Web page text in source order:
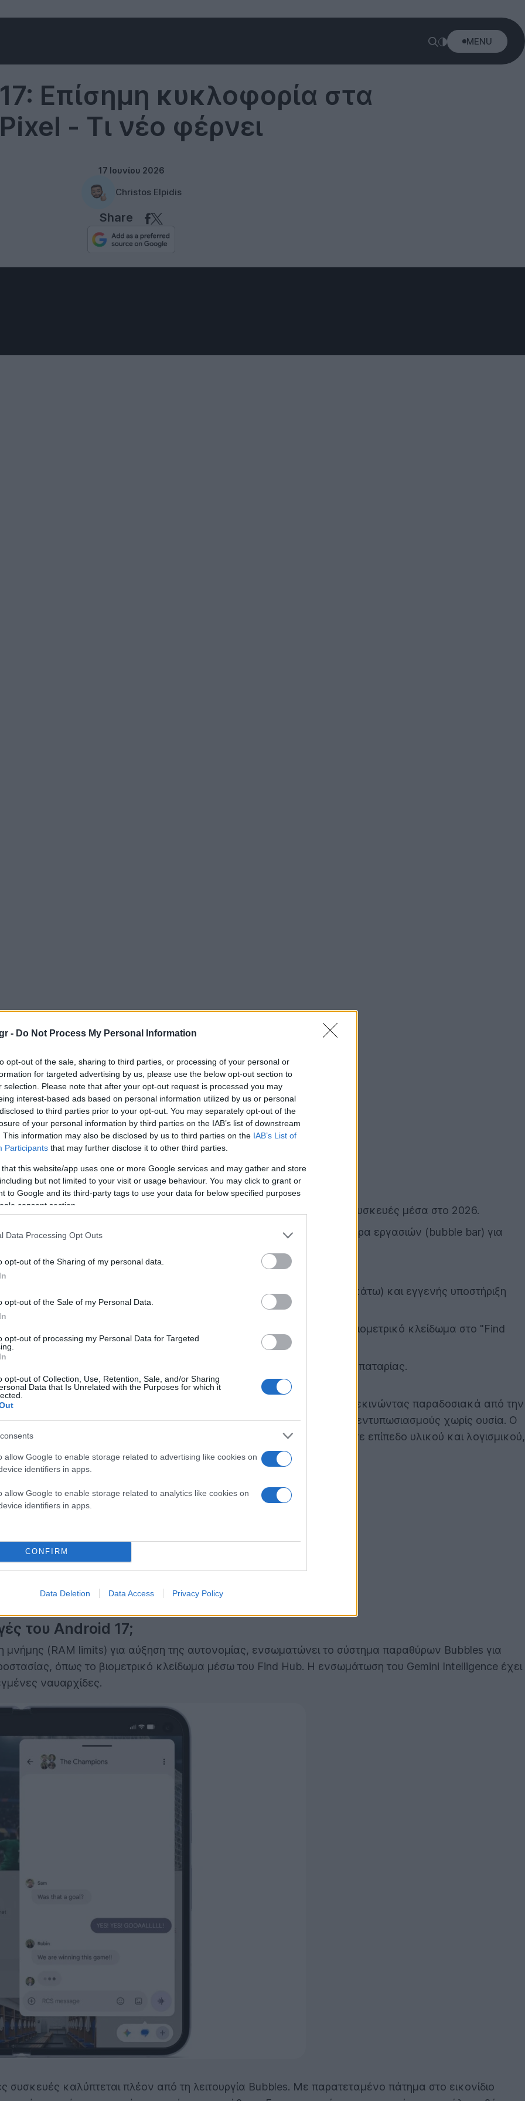
- Do Not Process My Personal Information
opt-out of the sale, sharing to third parties, or processing of your personal or
for targeted advertising by us, please use the below opt-out section to
selection. Please note that after your opt-out request is processed you may
interest-based ads based on personal information utilized by us or personal
to third parties prior to your opt-out. You may separately opt-out of the
of your personal information by third parties on the IAB’s list of downstream
This information may also be disclosed by us to third parties on the IAB’s List of
Participants that may further disclose it to other third parties.
that this website/app uses one or more Google services and may gather and store
but not limited to your visit or usage behaviour. You may click to grant or
to Google and its third-party tags to use your data for below specified purposes
consent section.
Data Processing Opt Outs
opt-out of the Sharing of my personal data.
opt-out of the Sale of my Personal Data.
opt-out of processing my Personal Data for Targeted
opt-out of Collection, Use, Retention, Sale, and/or Sharing
Data that Is Unrelated with the Purposes for which it
allow Google to enable storage related to advertising like cookies on
identifiers in apps.
allow Google to enable storage related to analytics like cookies on
identifiers in apps.
CONFIRM
Data Deletion Data Access Privacy Policy
MENU
Επίσημη κυκλοφορία στα
Pixel - Τι νέο φέρνει
17 Ιουνίου 2026
Christos Elpidis
Share
από σήμερα στις συσκευές Pixel, ενώ ακολουθούν οι υπόλοιπες συσκευές μέσα στο 2026.
μετατρέπει κάθε εφαρμογή σε αιωρούμενο παράθυρο, με ειδική μπάρα εργασιών (bubble bar) για
εμπρόσθιας κάμερας χωρίς την ανάγκη χρήσης green screen.
για αναδιπλούμενα (παιχνίδι στο πάνω μισό, ψηφιακό gamepad στο κάτω) και εγγενής υποστήριξη
επαφών, προσωρινή πρόσβαση στην τοποθεσία και νέο βιομετρικό κλείδωμα στο "Find
της RAM από τις εφαρμογές για δραστική μείωση της κατανάλωσης μπαταρίας.
προηγμένες συσκευές για προληπτική εκτέλεση εργασιών.
17
, της νέας μεγάλης έκδοσης του λειτουργικού της συστήματος, ξεκινώντας παραδοσιακά από την
επικεντρώνεται στην πρακτικότητα, αφήνοντας στο παρελθόν τους εντυπωσιασμούς χωρίς ουσία. Ο
της μνήμης RAM, στην προστασία των προσωπικών δεδομένων σε επίπεδο υλικού και λογισμικού,
των foldable συσκευών.
του Android 17;
μνήμης (RAM limits) για αύξηση της αυτονομίας, ενσωματώνει το σύστημα παραθύρων Bubbles για
όπως το βιομετρικό κλείδωμα μέσω του Find Hub. Η ενσωμάτωση του Gemini Intelligence έχει
ναυαρχίδες.
συσκευές καλύπτεται πλέον από τη λειτουργία Bubbles. Με παρατεταμένο πάτημα στο εικονίδιο